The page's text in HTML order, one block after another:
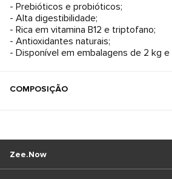
- Prebióticos e probióticos;
- Alta digestibilidade;
- Rica em vitamina B12 e triptofano;
- Antioxidantes naturais;
- Disponível em embalagens de 2 kg e
COMPOSIÇÃO
Zee.Now